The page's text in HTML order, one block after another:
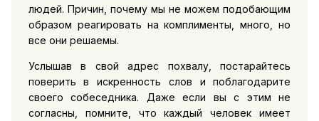
людей. Причин, почему мы не можем подобающим
образом реагировать на комплименты, много, но
все они решаемы.
Услышав в свой адрес похвалу, постарайтесь
поверить в искренность слов и поблагодарите
своего собеседника. Даже если вы с этим не
согласны, помните, что каждый человек имеет